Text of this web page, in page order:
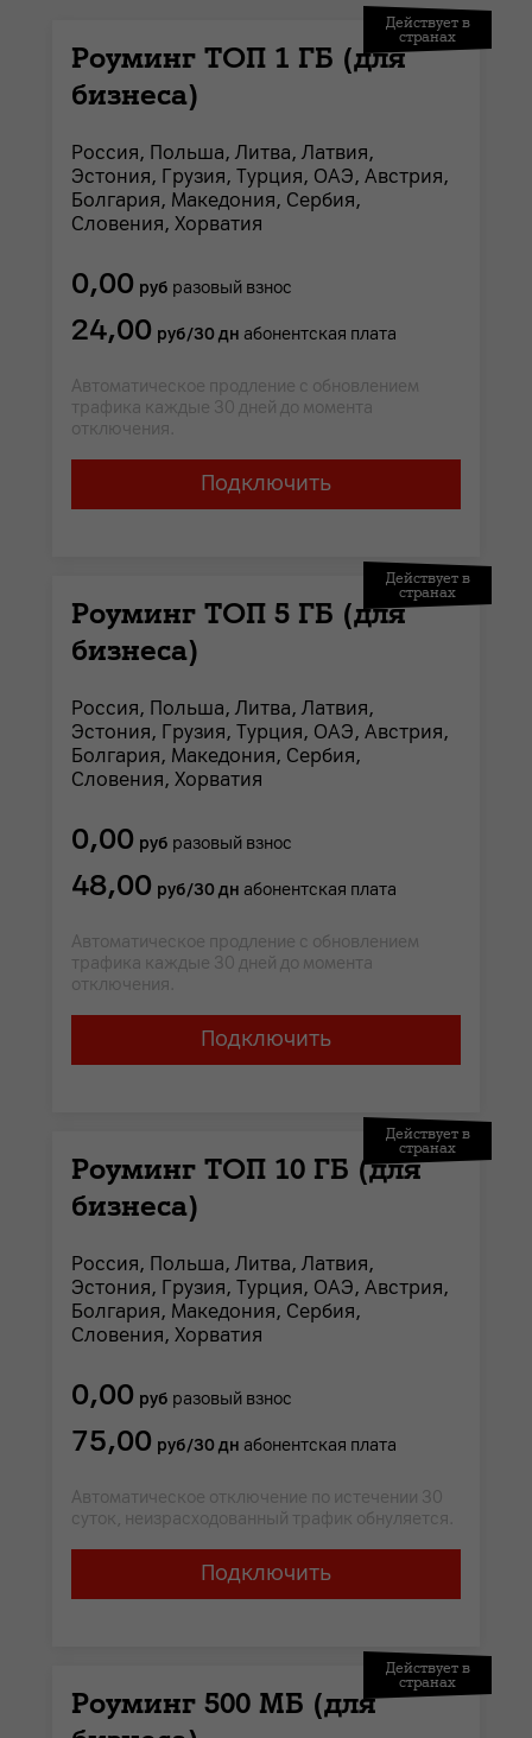
Действует в
странах
Роуминг ТОП 1 ГБ (для
бизнеса)
Россия, Польша, Литва, Латвия,
Эстония, Грузия, Турция, ОАЭ, Австрия,
Болгария, Македония, Сербия,
Словения, Хорватия
0,00 руб разовый взнос
24,00 руб/30 дн абонентская плата
Автоматическое продление с обновлением
трафика каждые 30 дней до момента
отключения.
Подключить
Действует в
странах
Роуминг ТОП 5 ГБ (для
бизнеса)
Россия, Польша, Литва, Латвия,
Эстония, Грузия, Турция, ОАЭ, Австрия,
Болгария, Македония, Сербия,
Словения, Хорватия
0,00 руб разовый взнос
48,00 руб/30 дн абонентская плата
Автоматическое продление с обновлением
трафика каждые 30 дней до момента
отключения.
Подключить
Действует в
странах
Роуминг ТОП 10 ГБ (для
бизнеса)
Россия, Польша, Литва, Латвия,
Эстония, Грузия, Турция, ОАЭ, Австрия,
Болгария, Македония, Сербия,
Словения, Хорватия
0,00 руб разовый взнос
75,00 руб/30 дн абонентская плата
Автоматическое отключение по истечении 30
суток, неизрасходованный трафик обнуляется.
Подключить
Действует в
странах
Роуминг 500 МБ (для